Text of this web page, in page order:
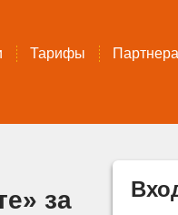
Тарифы
за